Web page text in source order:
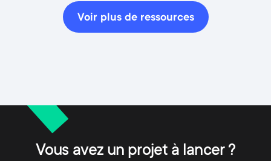
Voir plus de ressources
Vous avez un projet à lancer ?